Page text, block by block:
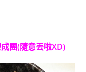
團(隨意丟啦XD)